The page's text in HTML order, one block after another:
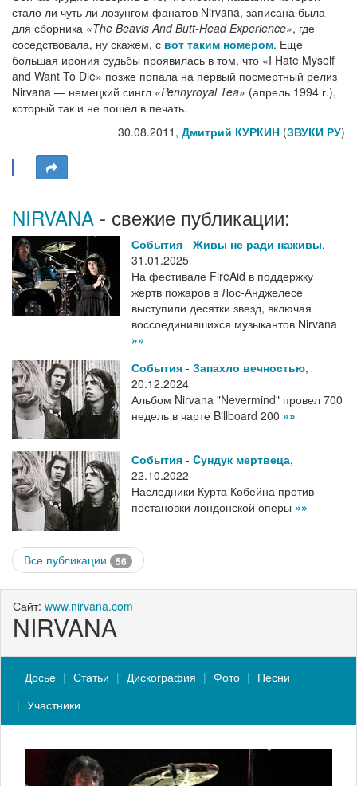
стало ли чуть ли лозунгом фанатов Nirvana, записана была
для сборника «The Beavis And Butt-Head Experience», где
соседствовала, ну скажем, с вот таким номером. Еще
большая ирония судьбы проявилась в том, что «I Hate Myself
and Want To Die» позже попала на первый посмертный релиз
Nirvana — немецкий сингл «Pennyroyal Tea» (апрель 1994 г.),
который так и не пошел в печать.
30.08.2011, Дмитрий КУРКИН (ЗВУКИ РУ)
NIRVANA - свежие публикации:
События - Живы не ради наживы,
31.01.2025
На фестивале FireAid в поддержку
жертв пожаров в Лос-Анджелесе
выступили десятки звезд, включая
воссоединившихся музыкантов Nirvana
»»
События - Запахло вечностью,
20.12.2024
Альбом Nirvana "Nevermind" провел 700
недель в чарте Billboard 200 »»
События - Cундук мертвеца,
22.10.2022
Наследники Курта Кобейна против
постановки лондонской оперы »»
Все публикации 56
Сайт: www.nirvana.com
NIRVANA
Досье Статьи Дискография Фото
Песни
Участники